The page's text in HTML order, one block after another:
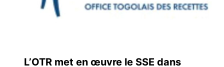
L’OTR met en œuvre le SSE dans